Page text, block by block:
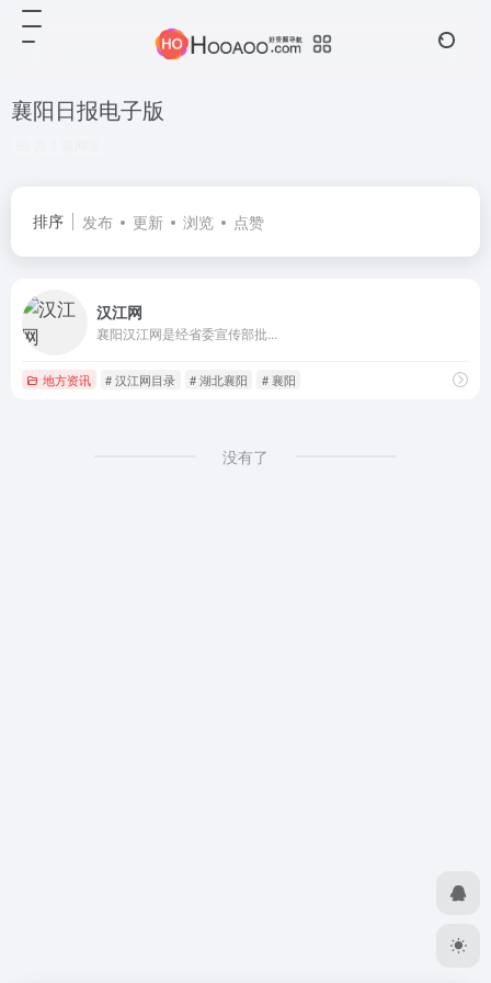
襄阳日报电子版
排序 发布 更新 浏览 点赞
汉江网
襄阳汉江网是经省委宣传部批...
地方资讯 # 汉江网目录 # 湖北襄阳 # 襄阳
没有了